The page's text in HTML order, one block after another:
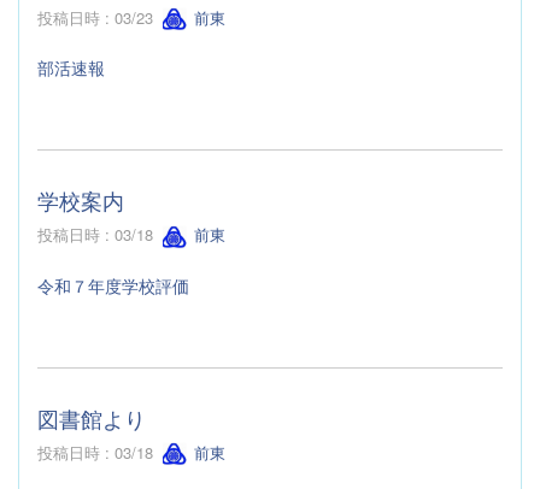
投稿日時 : 03/23 前東
部活速報
学校案内
投稿日時 : 03/18 前東
令和７年度学校評価
図書館より
投稿日時 : 03/18 前東